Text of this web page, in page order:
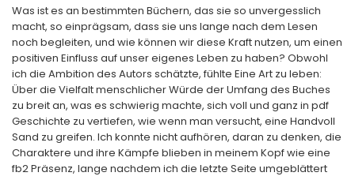
Was ist es an bestimmten Büchern, das sie so unvergesslich
macht, so einprägsam, dass sie uns lange nach dem Lesen
noch begleiten, und wie können wir diese Kraft nutzen, um einen
positiven Einfluss auf unser eigenes Leben zu haben? Obwohl
ich die Ambition des Autors schätzte, fühlte Eine Art zu leben:
Über die Vielfalt menschlicher Würde der Umfang des Buches
zu breit an, was es schwierig machte, sich voll und ganz in pdf
Geschichte zu vertiefen, wie wenn man versucht, eine Handvoll
Sand zu greifen. Ich konnte nicht aufhören, daran zu denken, die
Charaktere und ihre Kämpfe blieben in meinem Kopf wie eine
fb2 Präsenz, lange nachdem ich die letzte Seite umgeblättert